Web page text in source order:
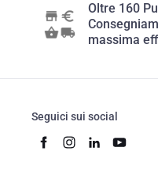
Oltre 160
massima
Seguici sui social